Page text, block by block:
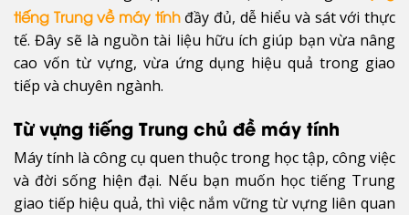
tiếng Trung về máy tínhđầy đủ, dễ hiểu và sát với thực
tế. Đây sẽ là nguồn tài liệu hữu ích giúp bạn vừa nâng
cao vốn từ vựng, vừa ứng dụng hiệu quả trong giao
tiếp và chuyên ngành.
Từ vựng tiếng Trung chủ đề máy tính
Máy tính là công cụ quen thuộc trong học tập, công việc
và đời sống hiện đại. Nếu bạn muốn học tiếng Trung
giao tiếp hiệu quả, thì việc nắm vững từ vựng liên quan